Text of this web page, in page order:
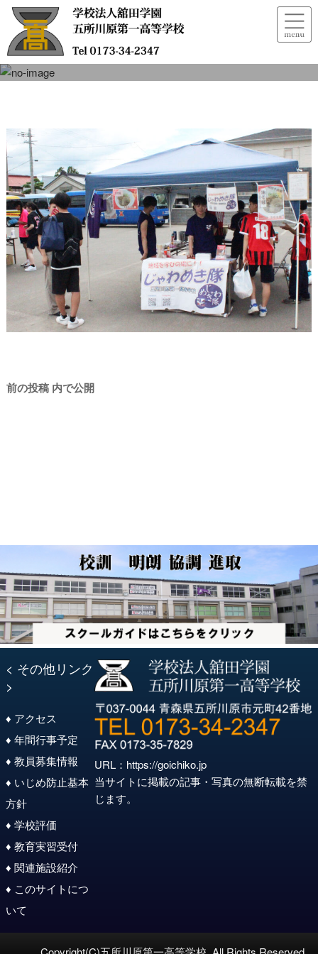
投
シ
ョ
ン
前の投稿 内で公開
< その他リンク
>
♦ アクセス
♦ 年間行事予定
♦ 教員募集情報
♦ いじめ防止基本
方針
♦ 学校評価
♦ 教育実習受付
♦ 関連施設紹介
♦ このサイトにつ
いて
URL： https://goichiko.jp
当サイトに掲載の記事・写真の無断転載を禁
じます。